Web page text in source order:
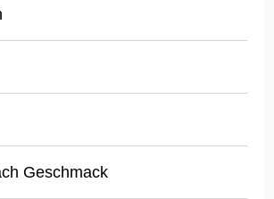
Geschmack